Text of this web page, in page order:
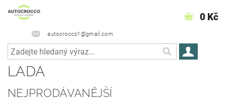
autocrocco1@gmail.com
0 Kč
LADA
NEJPRODÁVANĚJŠÍ